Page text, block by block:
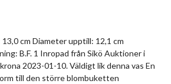
13,0 cm Diameter upptill: 12,1 cm
B.F. 1 Inropad från Sikö Auktioner i
2023-01-10. Väldigt lik denna vas En
till den större blombuketten